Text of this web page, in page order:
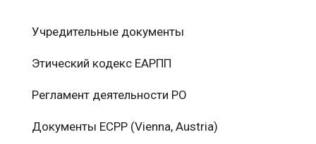
Учредительные документы
Этический кодекс ЕАРПП
Регламент деятельности РО
Документы ЕСРР (Vienna, Austria)